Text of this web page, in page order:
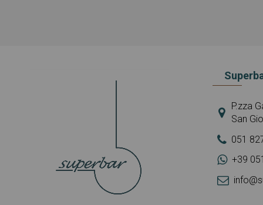
P.zza
San
051
+39